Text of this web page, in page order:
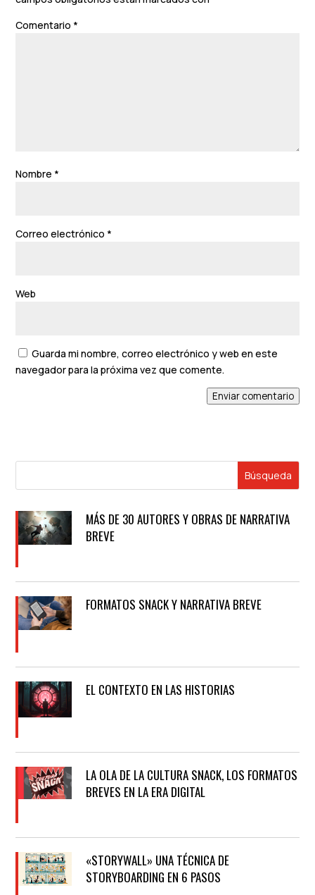
Comentario *
Nombre *
Correo electrónico *
Web
Guarda mi nombre, correo electrónico y web en este
navegador para la próxima vez que comente.
Enviar comentario
MÁS DE 30 AUTORES Y OBRAS DE NARRATIVA
BREVE
FORMATOS SNACK Y NARRATIVA BREVE
EL CONTEXTO EN LAS HISTORIAS
LA OLA DE LA CULTURA SNACK, LOS FORMATOS
BREVES EN LA ERA DIGITAL
«STORYWALL» UNA TÉCNICA DE
STORYBOARDING EN 6 PASOS